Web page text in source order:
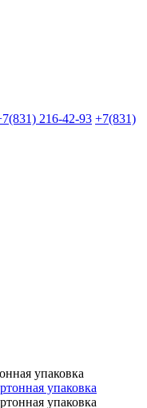
216-42-93 +7(831)
упаковка